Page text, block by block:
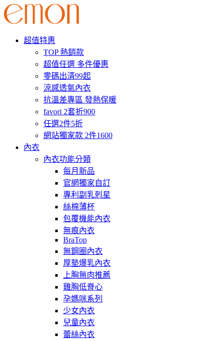
超值特惠
TOP 熱銷款
超值任選 多件優惠
零碼出清99起
涼感透氣內衣
抗溫差專區 發熱保暖
favori 2套折900
任選2件5折
網站獨家款 2件1600
內衣
內衣功能分類
每月新品
官網獨家自訂
專利副乳剋星
絲棉薄杯
包覆機能內衣
無痕內衣
BraTop
無鋼圈內衣
厚墊爆乳內衣
上胸無肉推薦
雞胸低脊心
孕媽咪系列
少女內衣
兒童內衣
蕾絲內衣